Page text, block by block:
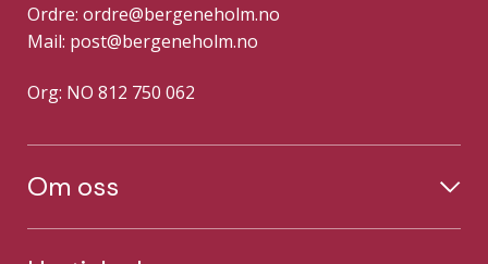
Ordre: ordre@bergeneholm.no
Mail: post@bergeneholm.no
Org: NO 812 750 062
Om oss